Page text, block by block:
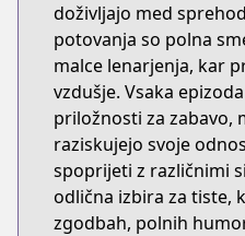
doživljajo med
potovanja so polna
malce lenarjenja, kar
vzdušje. Vsaka
priložnosti za zabavo,
raziskujejo svoje
spoprijeti z različnimi
odlična izbira za tiste,
zgodbah, polnih